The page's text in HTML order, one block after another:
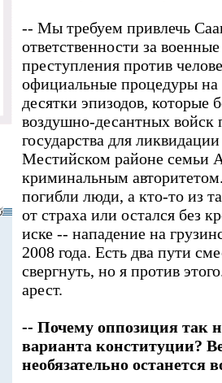
-- Мы требуем привлечь
ответственности за
преступления против
официальные процедуры на
десятки эпизодов, которые
воздушно-десантных
государства для
Местийском районе семьи
криминальным
погибли люди, а кто-то из
от страха или остался без
иске -- нападение на
2008 года. Есть два пути
свергнуть, но я против
арест.
-- Почему оппозиция так
варианта конституции?
необязательно останется